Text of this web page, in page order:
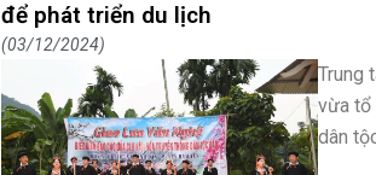
để phát triển du lịch
03/12/2024
Trung
vừa tổ
dân